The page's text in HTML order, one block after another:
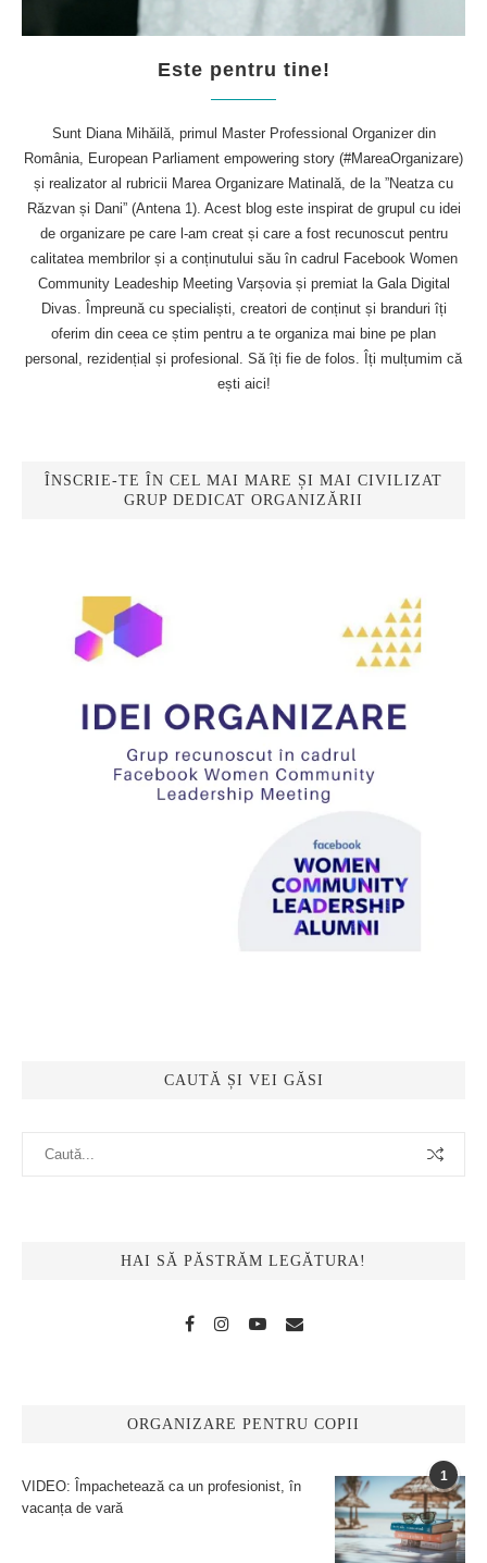
Este pentru tine!
Sunt Diana Mihăilă, primul Master Professional Organizer din
România, European Parliament empowering story (#MareaOrganizare)
și realizator al rubricii Marea Organizare Matinală, de la ”Neatza cu
Răzvan și Dani” (Antena 1). Acest blog este inspirat de grupul cu idei
de organizare pe care l-am creat și care a fost recunoscut pentru
calitatea membrilor și a conținutului său în cadrul Facebook Women
Community Leadeship Meeting Varșovia și premiat la Gala Digital
Divas. Împreună cu specialiști, creatori de conținut și branduri îți
oferim din ceea ce știm pentru a te organiza mai bine pe plan
personal, rezidențial și profesional. Să îți fie de folos. Îți mulțumim că
ești aici!
ÎNSCRIE-TE ÎN CEL MAI MARE ȘI MAI CIVILIZAT
GRUP DEDICAT ORGANIZĂRII
CAUTĂ ȘI VEI GĂSI
HAI SĂ PĂSTRĂM LEGĂTURA!
ORGANIZARE PENTRU COPII
1
VIDEO: Împachetează ca un profesionist, în
vacanța de vară